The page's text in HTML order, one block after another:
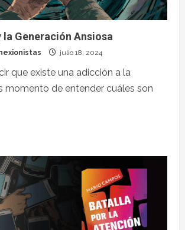
Generación Ansiosa
julio 18, 2024
que existe una adicción a la
momento de entender cuáles son